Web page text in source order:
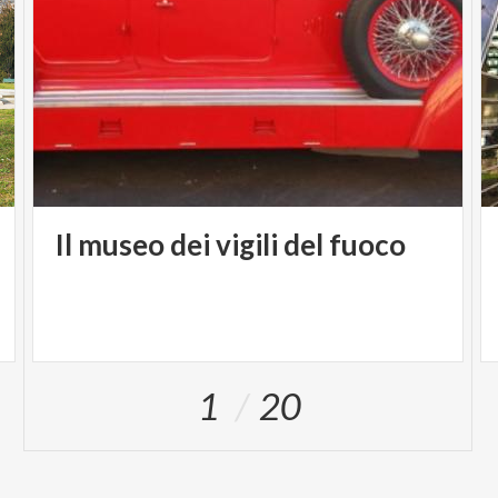
Biglietti
Posto Unico€ 55,20
Il museodeivigili del fuoco
1 20